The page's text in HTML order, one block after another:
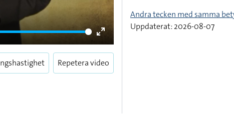
Enter
fullscreen
Repetera video
Andra tecken med samma
Uppdaterat: 2026-08-07